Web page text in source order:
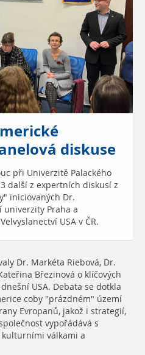
diskuse
při Univerzitě Palackého
další z expertních diskusí z
iniciovaných Dr.
Praha a
USA v ČR.
Dr. Markéta Riebová, Dr.
Březinová o klíčových
USA. Debata se dotkla
coby "prázdném" území
Evropanů, jakož i strategií,
vypořádává s
válkami a